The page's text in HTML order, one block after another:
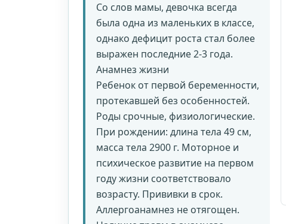
Со слов мамы, девочка всегда
была одна из маленьких в классе,
однако дефицит роста стал более
выражен последние 2-3 года.
Анамнез жизни
Ребенок от первой беременности,
протекавшей без особенностей.
Роды срочные, физиологические.
При рождении: длина тела 49 см,
масса тела 2900 г. Моторное и
психическое развитие на первом
году жизни соответствовало
возрасту. Прививки в срок.
Аллергоанамнез не отягощен.